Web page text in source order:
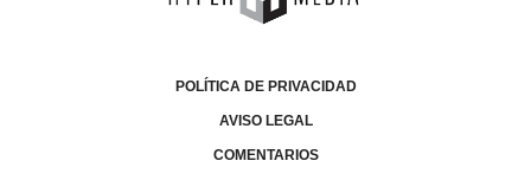
POLÍTICA DE PRIVACIDAD
AVISO LEGAL
COMENTARIOS